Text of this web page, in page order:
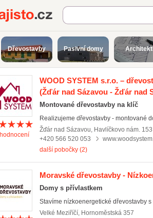
Najisto.cz
Dřevostavby Pasivní domy
WOOD SYSTEM s.r.o. –
(Žďár nad Sázavou - Žďár nad
Montované dřevostavby na klíč
hodnocení
Realizujeme dřevostavby - montované
Žďár nad Sázavou, Havlíčkovo nám. 153
+420 566 520 053
další pobočky (2)
Moravské dřevostavby -
Domy s přívlastkem
Stavíme nízkoenergetické dřevostavby
Velké Meziříčí, Hornoměstská 357